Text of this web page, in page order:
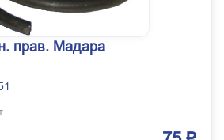
прав. Мадара